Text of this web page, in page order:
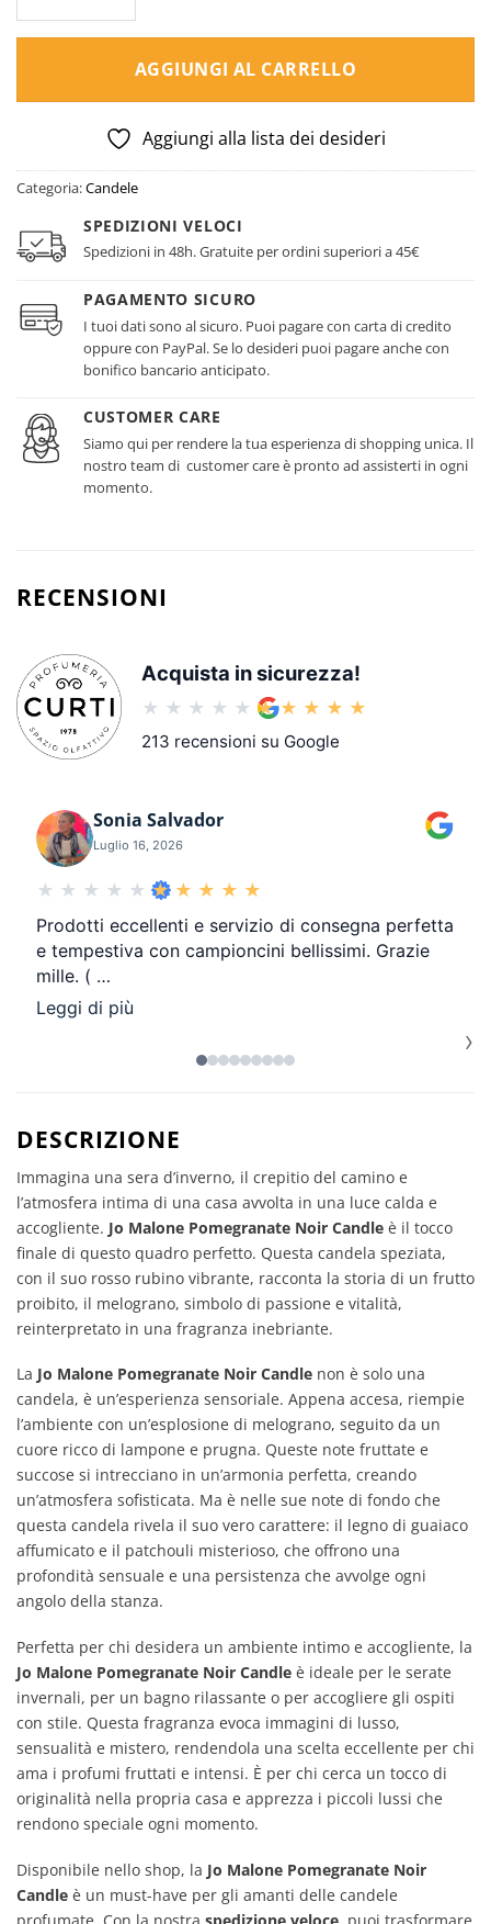
AGGIUNGI AL CARRELLO
Aggiungi alla lista dei desideri
Categoria:Candele
SPEDIZIONI VELOCI
Spedizioni in 48h. Gratuite per ordini superiori a 45€
PAGAMENTO SICURO
I tuoi dati sono al sicuro. Puoi pagare con carta di credito
oppure con PayPal. Se lo desideri puoi pagare anche con
bonifico bancario anticipato.
CUSTOMER CARE
Siamo qui per rendere la tua esperienza di shopping unica. Il
nostro team di customer care è pronto ad assisterti in ogni
momento.
RECENSIONI
Acquista in sicurezza!
213 recensioni su Google
Sonia Salvador
Luglio 16, 2026
Prodotti eccellenti e servizio di consegna perfetta
e tempestiva con campioncini bellissimi. Grazie
mille. ( …
Leggi di più
›
DESCRIZIONE
Immagina una sera d’inverno, il crepitio del camino e
l’atmosfera intima di una casa avvolta in una luce calda e
accogliente. Jo Malone Pomegranate Noir Candle è il tocco
finale di questo quadro perfetto. Questa candela speziata,
con il suo rosso rubino vibrante, racconta la storia di un frutto
proibito, il melograno, simbolo di passione e vitalità,
reinterpretato in una fragranza inebriante.
La Jo Malone Pomegranate Noir Candle non è solo una
candela, è un’esperienza sensoriale. Appena accesa, riempie
l’ambiente con un’esplosione di melograno, seguito da un
cuore ricco di lampone e prugna. Queste note fruttate e
succose si intrecciano in un’armonia perfetta, creando
un’atmosfera sofisticata. Ma è nelle sue note di fondo che
questa candela rivela il suo vero carattere: il legno di guaiaco
affumicato e il patchouli misterioso, che offrono una
profondità sensuale e una persistenza che avvolge ogni
angolo della stanza.
Perfetta per chi desidera un ambiente intimo e accogliente, la
Jo Malone Pomegranate Noir Candle è ideale per le serate
invernali, per un bagno rilassante o per accogliere gli ospiti
con stile. Questa fragranza evoca immagini di lusso,
sensualità e mistero, rendendola una scelta eccellente per chi
ama i profumi fruttati e intensi. È per chi cerca un tocco di
originalità nella propria casa e apprezza i piccoli lussi che
rendono speciale ogni momento.
Disponibile nello shop, la Jo Malone Pomegranate Noir
Candle è un must-have per gli amanti delle candele